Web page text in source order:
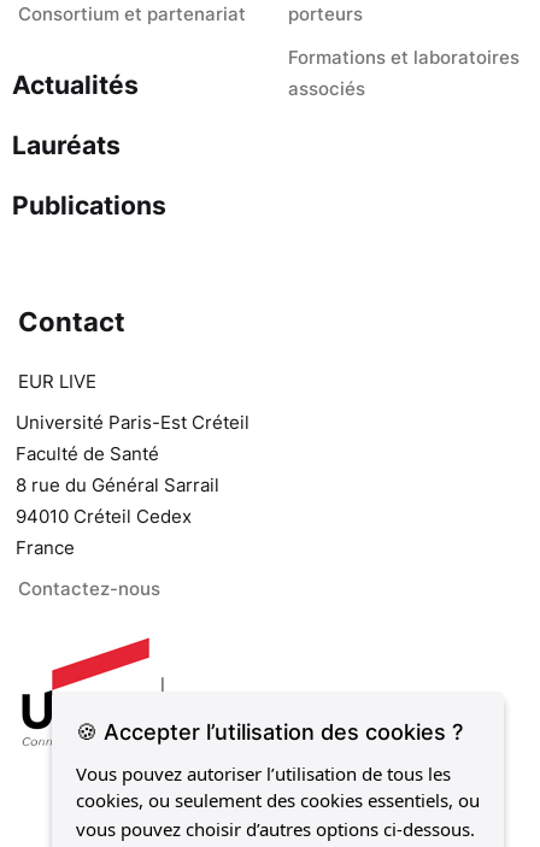
Consortium et partenariat
Actualités
Lauréats
Publications
porteurs
Formations et laboratoires
associés
Contact
EUR LIVE
Université Paris-Est Créteil
Faculté de Santé
8 rue du Général Sarrail
94010 Créteil Cedex
France
Contactez-nous
🍪 Accepter l’utilisation des cookies ?
Vous pouvez autoriser l’utilisation de tous les
cookies, ou seulement des cookies essentiels, ou
vous pouvez choisir d’autres options ci-dessous.